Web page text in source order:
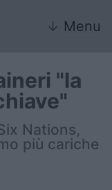
↓ Menu
"la
Nations,
più cariche